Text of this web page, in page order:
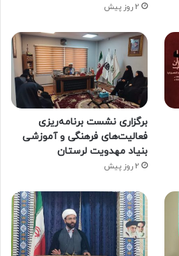
2 روز پیش
برگزاری نشست برنامه‌ریزی
فعالیت‌های فرهنگی و آموزشی
بنیاد مهدویت لرستان
2 روز پیش